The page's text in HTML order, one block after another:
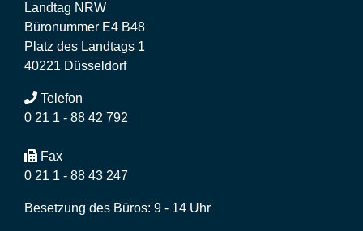
Landtag NRW
Büronummer E4 B48
Platz des Landtags 1
40221 Düsseldorf
Telefon
0 21 1 - 88 42 792
Fax
0 21 1 - 88 43 247
Besetzung des Büros: 9 - 14 Uhr